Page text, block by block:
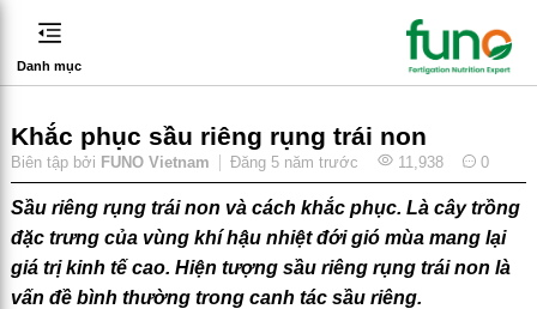
Danh mục
Khắc phục sầu riêng rụng trái non
Biên tập bởi FUNO Vietnam Đăng 5 năm trước 11,938 0
Sầu riêng rụng trái non và cách khắc phục. Là cây trồng
đặc trưng của vùng khí hậu nhiệt đới gió mùa mang lại
giá trị kinh tế cao. Hiện tượng sầu riêng rụng trái non là
vấn đề bình thường trong canh tác sầu riêng.